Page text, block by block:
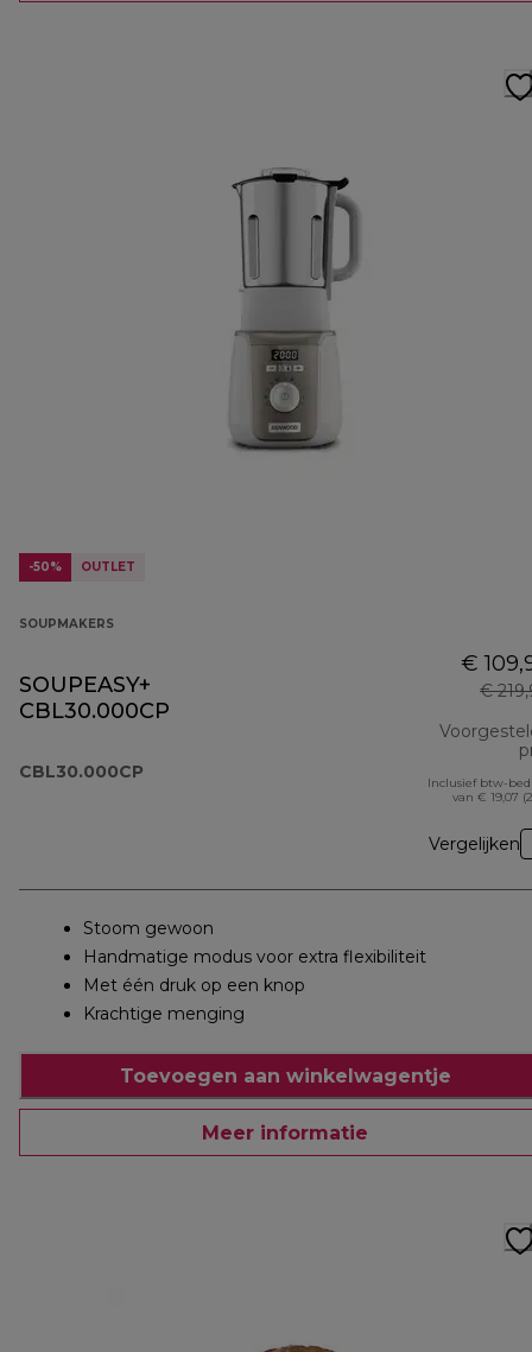
-50% OUTLET
SOUPMAKERS
SOUPEASY+
CBL30.000CP
CBL30.000CP
€
€
Inclusief btw-
van € 19,07
Vergelijken
Stoom gewoon
Handmatige modus voor extra flexibiliteit
Met één druk op een knop
Krachtige menging
Toevoegen aan winkelwagentje
Meer informatie